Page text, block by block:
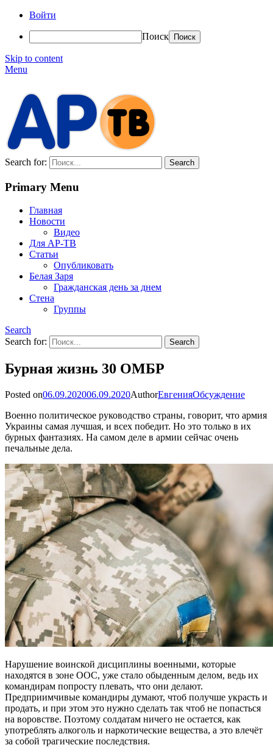
Войти
Поиск
Skip to content
Menu
Search for:
Primary Menu
Главная
Новости
Видео
Для АР-ТВ
Статьи
Опубликовать
Белая Заря
Гражданская день за днем
Стена
Группы
Search
Search for:
Бурная жизнь 30 ОМБР
Posted on06.09.202006.09.2020AuthorЕвгенияОбсуждение
Военно политическое руководство страны, говорит, что армия
Украины самая лучшая, и всех победит. Но это только в их
бурных фантазиях. На самом деле в армии сейчас очень
печальные дела.
Нарушение воинской дисциплины военными, которые
находятся в зоне ООС, уже стало обыденным делом, ведь их
командирам попросту плевать, что они делают.
Предприимчивые командиры думают, чтоб получше украсть и
продать, и при этом это нужно сделать так чтоб не попасться
на воровстве. Поэтому солдатам ничего не остается, как
употреблять алкоголь и наркотические вещества, а это влечёт
за собой трагические последствия.